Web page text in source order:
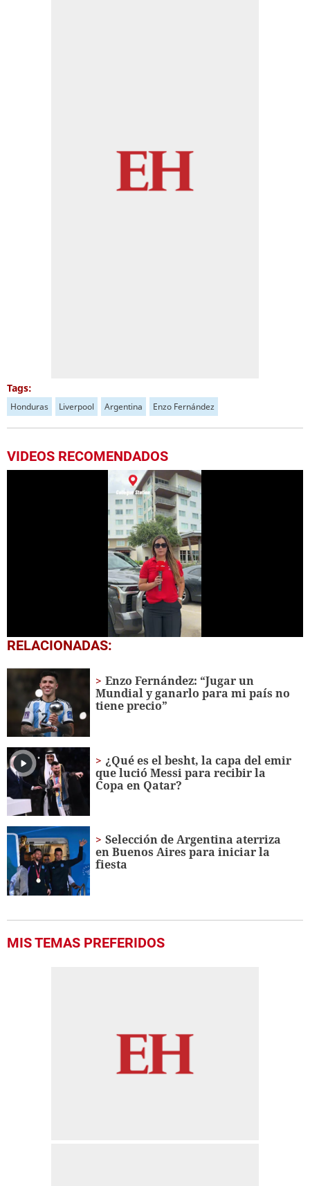
Tags:
Honduras Liverpool Argentina Enzo Fernández
VIDEOS RECOMENDADOS
0
seconds
minutes,
seconds
RELACIONADAS:
Enzo Fernández: “Jugar un
Mundial y ganarlo para mi país no
tiene precio”
¿Qué es el besht, la capa del emir
que lució Messi para recibir la
Copa en Qatar?
Selección de Argentina aterriza
en Buenos Aires para iniciar la
fiesta
MIS TEMAS PREFERIDOS